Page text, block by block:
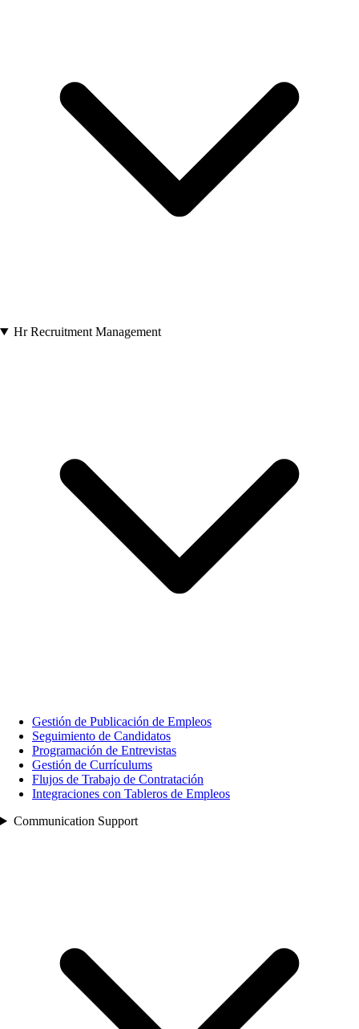
Hr Recruitment Management
Gestión de Publicación de Empleos
Seguimiento de Candidatos
Programación de Entrevistas
Gestión de Currículums
Flujos de Trabajo de Contratación
Integraciones con Tableros de Empleos
Communication Support